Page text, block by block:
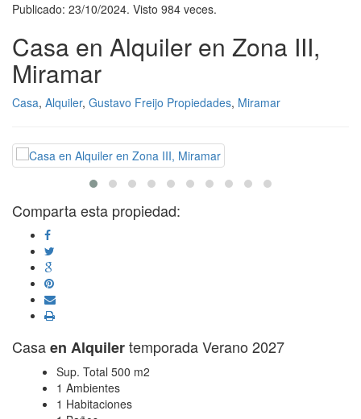
Publicado: 23/10/2024. Visto 984 veces.
Casa en Alquiler en Zona III,
Miramar
Casa, Alquiler, Gustavo Freijo Propiedades, Miramar
Comparta esta propiedad:
Casaen Alquilertemporada Verano 2027
Sup. Total 500 m2
1 Ambientes
1 Habitaciones